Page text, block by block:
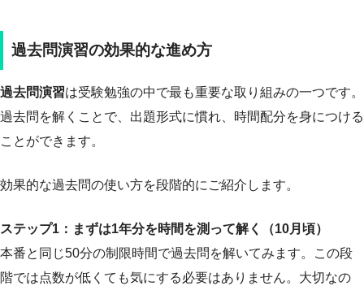
過去問演習の効果的な進め方
過去問演習は受験勉強の中で最も重要な取り組みの一つです。
過去問を解くことで、出題形式に慣れ、時間配分を身につける
ことができます。
効果的な過去問の使い方を段階的にご紹介します。
ステップ1：まずは1年分を時間を測って解く（10月頃）
本番と同じ50分の制限時間で過去問を解いてみます。この段
階では点数が低くても気にする必要はありません。大切なの